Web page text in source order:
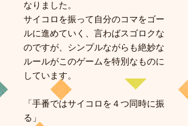
なりました。
サイコロを振って自分のコマをゴー
ルに進めていく、言わばスゴロクな
のですが、シンプルながらも絶妙な
ルールがこのゲームを特別なものに
しています。
「手番ではサイコロを４つ同時に振
る」